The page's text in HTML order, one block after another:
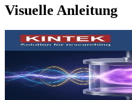
Visuelle Anleitung